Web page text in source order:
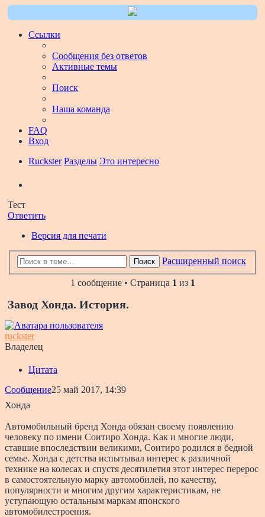
Ссылки
Сообщения без ответов
Активные темы
Поиск
Наша команда
FAQ
Вход
Ruckster Разделы Это интересно
Тест
Ответить
Версия для печати
Поиск Расширенный поиск
1 сообщение • Страница 1 из 1
Завод Хонда. История.
ruckster
Владелец
Цитата
Сообщение25 май 2017, 14:39
Хонда
Автомобильный бренд Хонда обязан своему появлению
человеку по имени Соитиро Хонда. Как и многие люди,
ставшие впоследствии великими, Соитиро родился в бедной
семье. Хонда с детства испытывал интерес к различной
технике на колесах и спустя десятилетия этот интерес перерос
в самостоятельную марку автомобилей, по качеству,
популярности и многим другим характеристикам, не
уступающую остальным маркам японского
автомобилестроения.